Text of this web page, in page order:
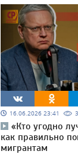
16.06.2026 23:41
«Кто угодно
как правильно
мигрантам